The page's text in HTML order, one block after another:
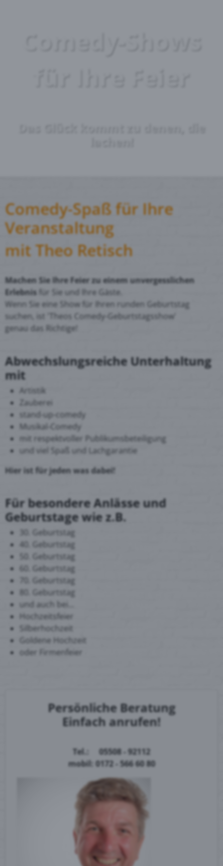
Comedy-Spaß für Ihre
Veranstaltung
mit Theo Retisch
Machen Sie Ihre Feier zu einem unvergesslichen
Erlebnis für Sie und Ihre Gäste.
Wenn Sie eine Show für Ihren runden Geburtstag
suchen, ist 'Theos Comedy-Geburtstagsshow'
genau das Richtige!
Abwechslungsreiche Unterhaltung
mit
Artistik
Zauberei
stand-up-comedy
Musikal-Comedy
mit respektvoller Publikumsbeteiligung
und viel Spaß und Lachgarantie
Hier ist für jeden was dabei!
Für besondere Anlässe und
Geburtstagewie z.B.
30. Geburtstag
40. Geburtstag
50. Geburtstag
60. Geburtstag
70. Geburtstag
80. Geburtstag
und auch bei...
Hochzeitsfeier
Silberhochzeit
Goldene Hochzeit
oder Firmenfeier
Persönliche Beratung
Einfach anrufen!
Tel.: 05508 - 92112
mobil: 0172 - 566 60 80